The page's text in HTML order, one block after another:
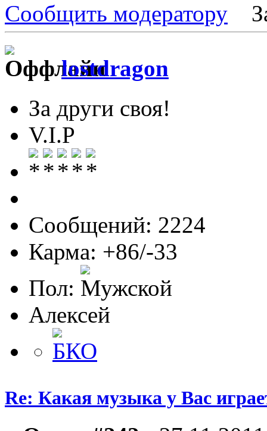
Сообщить модератору
lostdragon
За други своя!
V.I.P
Сообщений: 2224
Карма: +86/-33
Пол:
Алексей
Re: Какая музыка у Вас